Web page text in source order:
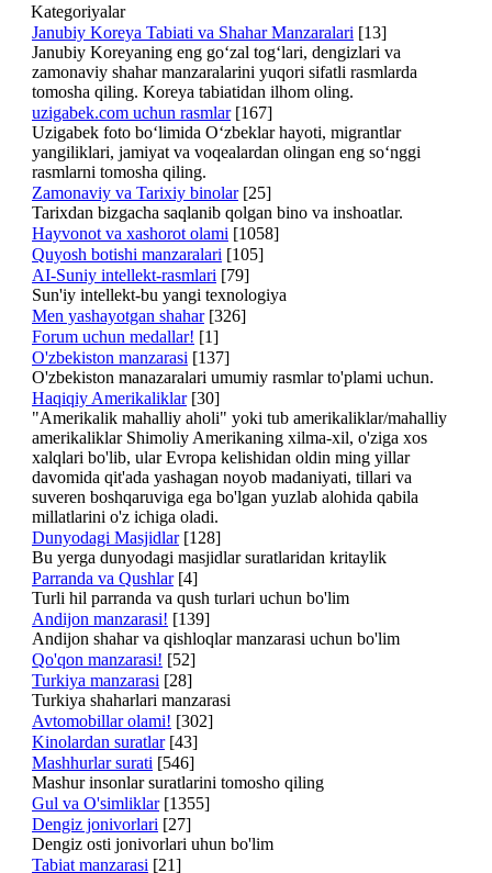
Kategoriyalar
Janubiy Koreya Tabiati va Shahar Manzaralari [13]
Janubiy Koreyaning eng go‘zal tog‘lari, dengizlari va
zamonaviy shahar manzaralarini yuqori sifatli rasmlarda
tomosha qiling. Koreya tabiatidan ilhom oling.
uzigabek.com uchun rasmlar [167]
Uzigabek foto bo‘limida O‘zbeklar hayoti, migrantlar
yangiliklari, jamiyat va voqealardan olingan eng so‘nggi
rasmlarni tomosha qiling.
Zamonaviy va Tarixiy binolar [25]
Tarixdan bizgacha saqlanib qolgan bino va inshoatlar.
Hayvonot va xashorot olami [1058]
Quyosh botishi manzaralari [105]
AI-Suniy intellekt-rasmlari [79]
Sun'iy intellekt-bu yangi texnologiya
Men yashayotgan shahar [326]
Forum uchun medallar! [1]
O'zbekiston manzarasi [137]
O'zbekiston manazaralari umumiy rasmlar to'plami uchun.
Haqiqiy Amerikaliklar [30]
"Amerikalik mahalliy aholi" yoki tub amerikaliklar/mahalliy
amerikaliklar Shimoliy Amerikaning xilma-xil, o'ziga xos
xalqlari bo'lib, ular Evropa kelishidan oldin ming yillar
davomida qit'ada yashagan noyob madaniyati, tillari va
suveren boshqaruviga ega bo'lgan yuzlab alohida qabila
millatlarini o'z ichiga oladi.
Dunyodagi Masjidlar [128]
Bu yerga dunyodagi masjidlar suratlaridan kritaylik
Parranda va Qushlar [4]
Turli hil parranda va qush turlari uchun bo'lim
Andijon manzarasi! [139]
Andijon shahar va qishloqlar manzarasi uchun bo'lim
Qo'qon manzarasi! [52]
Turkiya manzarasi [28]
Turkiya shaharlari manzarasi
Avtomobillar olami! [302]
Kinolardan suratlar [43]
Mashhurlar surati [546]
Mashur insonlar suratlarini tomosho qiling
Gul va O'simliklar [1355]
Dengiz jonivorlari [27]
Dengiz osti jonivorlari uhun bo'lim
Tabiat manzarasi [21]